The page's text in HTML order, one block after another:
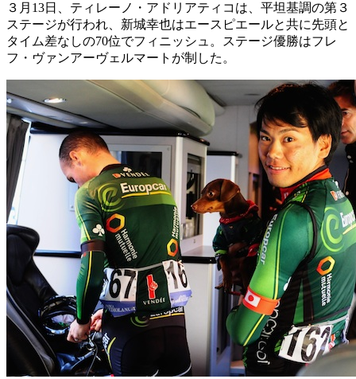
３月13日、ティレーノ・アドリアティコは、平坦基調の第３
ステージが行われ、新城幸也はエースピエールと共に先頭と
タイム差なしの70位でフィニッシュ。ステージ優勝はフレ
フ・ヴァンアーヴェルマートが制した。